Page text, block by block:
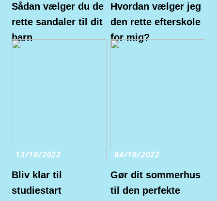
Sådan vælger du de
rette sandaler til dit
barn
Hvordan vælger jeg
den rette efterskole
for mig?
13/10/2022
Bliv klar til
studiestart
04/10/2022
Gør dit sommerhus
til den perfekte